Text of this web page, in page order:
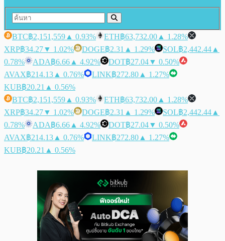
BTC฿2,151,559 ▲ 0.93% ETH฿63,732.00 ▲ 1.28%
XRP฿34.27▼ 1.02% DOGE฿2.31 ▲ 1.29% SOL฿2,442.44 ▲
0.78%
ADA฿6.66 ▲ 4.92% DOT฿27.04▼ 0.50%
AVAX฿214.13 ▲ 0.76% LINK฿272.80 ▲ 1.27%
KUB฿20.21 ▲ 0.56%
BTC฿2,151,559 ▲ 0.93% ETH฿63,732.00 ▲ 1.28%
XRP฿34.27▼ 1.02% DOGE฿2.31 ▲ 1.29% SOL฿2,442.44 ▲
0.78%
ADA฿6.66 ▲ 4.92% DOT฿27.04▼ 0.50%
AVAX฿214.13 ▲ 0.76% LINK฿272.80 ▲ 1.27%
KUB฿20.21 ▲ 0.56%